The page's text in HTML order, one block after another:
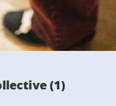
(1)